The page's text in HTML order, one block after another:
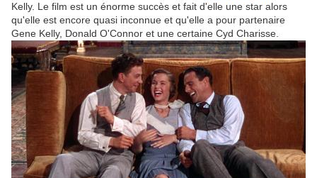
Kelly. Le film est un énorme succès et fait d'elle une star alors
qu'elle est encore quasi inconnue et qu'elle a pour partenaire
Gene Kelly, Donald O'Connor et une certaine Cyd Charisse.